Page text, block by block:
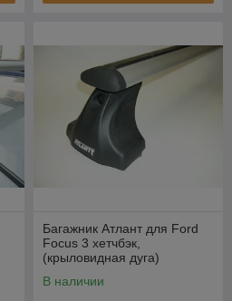
Багажник Атлант для Ford
Focus 3 хетчбэк,
(крыловидная дуга)
В наличии